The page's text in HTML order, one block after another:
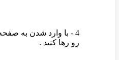
4 - با وارد شدن به
رو رها کنید .